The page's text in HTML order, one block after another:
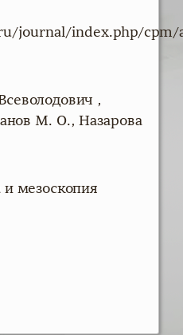
journal/index.php/cpm/
,
М. О., Назарова
мезоскопия